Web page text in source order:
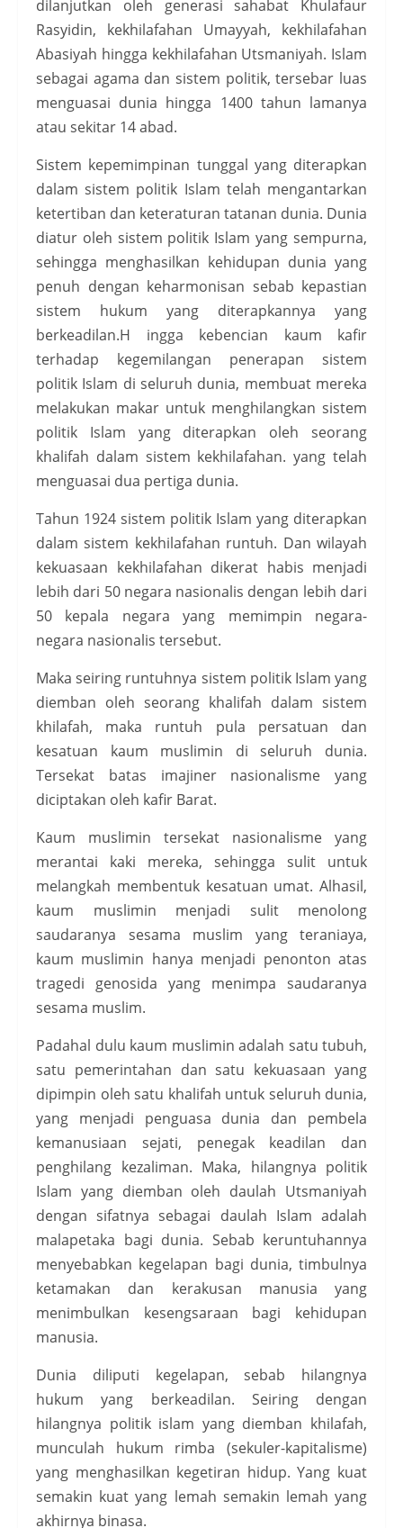
dilanjutkan oleh generasi sahabat Khulafaur
Rasyidin, kekhilafahan Umayyah, kekhilafahan
Abasiyah hingga kekhilafahan Utsmaniyah. Islam
sebagai agama dan sistem politik, tersebar luas
menguasai dunia hingga 1400 tahun lamanya
atau sekitar 14 abad.
Sistem kepemimpinan tunggal yang diterapkan
dalam sistem politik Islam telah mengantarkan
ketertiban dan keteraturan tatanan dunia. Dunia
diatur oleh sistem politik Islam yang sempurna,
sehingga menghasilkan kehidupan dunia yang
penuh dengan keharmonisan sebab kepastian
sistem hukum yang diterapkannya yang
berkeadilan.H ingga kebencian kaum kafir
terhadap kegemilangan penerapan sistem
politik Islam di seluruh dunia, membuat mereka
melakukan makar untuk menghilangkan sistem
politik Islam yang diterapkan oleh seorang
khalifah dalam sistem kekhilafahan. yang telah
menguasai dua pertiga dunia.
Tahun 1924 sistem politik Islam yang diterapkan
dalam sistem kekhilafahan runtuh. Dan wilayah
kekuasaan kekhilafahan dikerat habis menjadi
lebih dari 50 negara nasionalis dengan lebih dari
50 kepala negara yang memimpin negara-
negara nasionalis tersebut.
Maka seiring runtuhnya sistem politik Islam yang
diemban oleh seorang khalifah dalam sistem
khilafah, maka runtuh pula persatuan dan
kesatuan kaum muslimin di seluruh dunia.
Tersekat batas imajiner nasionalisme yang
diciptakan oleh kafir Barat.
Kaum muslimin tersekat nasionalisme yang
merantai kaki mereka, sehingga sulit untuk
melangkah membentuk kesatuan umat. Alhasil,
kaum muslimin menjadi sulit menolong
saudaranya sesama muslim yang teraniaya,
kaum muslimin hanya menjadi penonton atas
tragedi genosida yang menimpa saudaranya
sesama muslim.
Padahal dulu kaum muslimin adalah satu tubuh,
satu pemerintahan dan satu kekuasaan yang
dipimpin oleh satu khalifah untuk seluruh dunia,
yang menjadi penguasa dunia dan pembela
kemanusiaan sejati, penegak keadilan dan
penghilang kezaliman. Maka, hilangnya politik
Islam yang diemban oleh daulah Utsmaniyah
dengan sifatnya sebagai daulah Islam adalah
malapetaka bagi dunia. Sebab keruntuhannya
menyebabkan kegelapan bagi dunia, timbulnya
ketamakan dan kerakusan manusia yang
menimbulkan kesengsaraan bagi kehidupan
manusia.
Dunia diliputi kegelapan, sebab hilangnya
hukum yang berkeadilan. Seiring dengan
hilangnya politik islam yang diemban khilafah,
munculah hukum rimba (sekuler-kapitalisme)
yang menghasilkan kegetiran hidup. Yang kuat
semakin kuat yang lemah semakin lemah yang
akhirnya binasa.